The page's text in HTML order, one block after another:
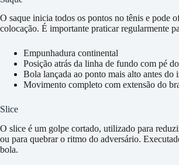
O saque inicia todos os pontos no tênis e pode
colocação. É importante praticar regularmente
Empunhadura continental
Posição atrás da linha de fundo com pé
Bola lançada ao ponto mais alto antes do
Movimento completo com extensão do
Slice
O slice é um golpe cortado, utilizado para
ou para quebrar o ritmo do adversário.
bola.